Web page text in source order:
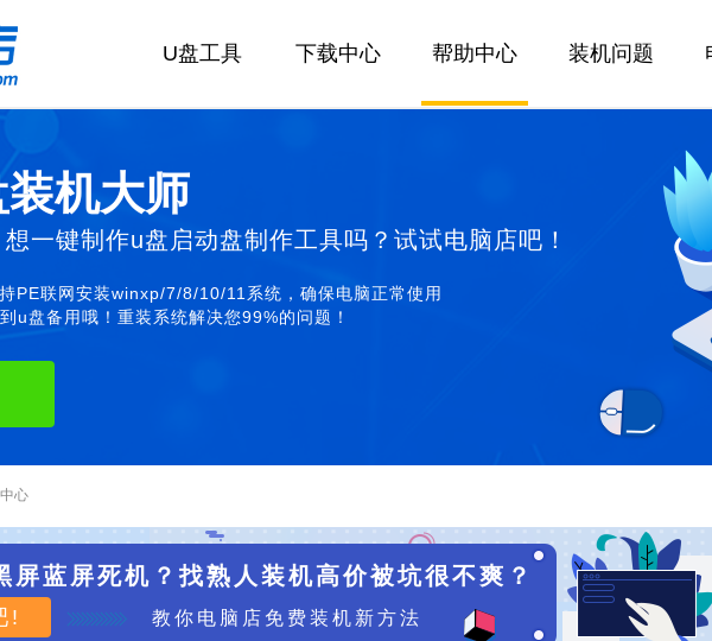
U盘工具 下载中心 帮助中心 装机问题
机大师
一键制作u盘启动盘制作工具吗？试试电脑店吧！
PE联网安装winxp/7/8/10/11系统，确保电脑正常使用
u盘备用哦！重装系统解决您99%的问题！
心
屏蓝屏死机？找熟人装机高价被坑很不爽？
! 教你电脑店免费装机新方法